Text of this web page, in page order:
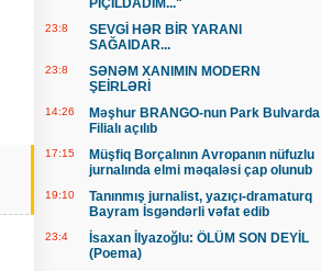
PIÇILDADIM..."
23:8
SEVGİ HƏR BİR YARANI
SAĞAIDAR...
23:8
SƏNƏM XANIMIN MODERN
ŞEİRLƏRİ
14:26
Məşhur BRANGO-nun Park Bulvarda
Filialı açılıb
17:15
Müşfiq Borçalının Avropanın nüfuzlu
jurnalında elmi məqaləsi çap olunub
19:10
Tanınmış jurnalist, yazıçı-dramaturq
Bayram İsgəndərli vəfat edib
23:4
İsaxan İlyazoğlu: ÖLÜM SON DEYİL
(Poema)